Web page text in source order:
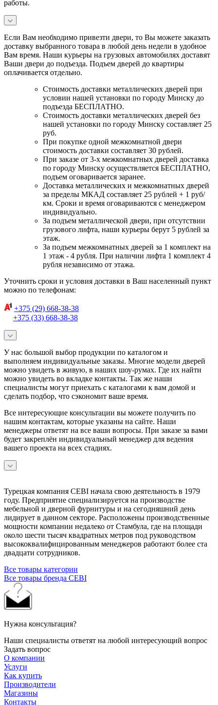
работы.
Если Вам необходимо привезти двери, то Вы можете заказать
доставку выбранного товара в любой день недели в удобное
Вам время. Наши курьеры на грузовых автомобилях доставят
Ваши двери до подъезда. Подъем дверей до квартиры
оплачивается отдельно.
Стоимость доставки металлических дверей при
условии нашей установки по городу Минску до
подъезда БЕСПЛАТНО.
Стоимость доставки металлических дверей без
нашей установки по городу Минску составляет 25
руб.
При покупке одной межкомнатной двери
стоимость доставки составляет 30 рублей.
При заказе от 3-х межкомнатных дверей доставка
по городу Минску осуществляется БЕСПЛАТНО,
подъем оговаривается заранее.
Доставка металлических и межкомнатных дверей
за пределы МКАД составляет 25 рублей + 1 руб/
км. Сроки и время оговариваются с менеджером
индивидуально.
За подъем металлической двери, при отсутствии
грузового лифта, наши курьеры берут 5 рублей за
этаж.
За подъем межкомнатных дверей за 1 комплект на
1 этаж - 4 рубля. При наличии лифта 1 комплект 4
рубля независимо от этажа.
Уточнить сроки и условия доставки в Ваш населенный пункт
можно по телефонам:
+375 (29) 668-38-38
+375 (33) 668-38-38
У нас большой выбор продукции по каталогом и
выполняем индивидуальные заказы. Многие модели дверей
можно увидеть в живую, в наших шоу-румах. Где их найти
можно увидеть во вкладке контакты. Так же наши
специалисты могут приехать с каталогами к вам домой и
сделать подбор, что сэкономит ваше время.
Все интересующие консультации вы можете получить по
нашим контактам, которые указаны на сайте. Наши
менеджеры ответят на все ваши вопросы. При заказе за вами
будет закреплён индивидуальный менеджер для ведения
вашего проекта на всех стадиях.
Турецкая компания CEBI начала свою деятельность в 1979
году. Предприятие специализируется на производстве
мебельной и дверной фурнитуры и на сегодняшний день
лидирует в данном секторе. Расположены производственные
мощности компании недалеко от Стамбула, где на площади
около шести тысяч квадратных метров под руководством
высококвалифицированным менеджеров работают более ста
двадцати сотрудников.
Все товары категории
Все товары бренда CEBI
Нужна консультация?
Наши специалисты ответят на любой интересующий вопрос
Задать вопрос
О компании
Услуги
Как купить
Производители
Магазины
Контакты